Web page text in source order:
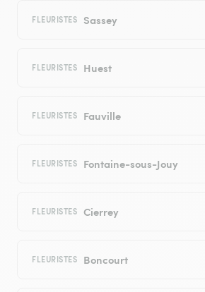
FLEURISTES Sassey
FLEURISTES Huest
FLEURISTES Fauville
FLEURISTES Fontaine-sous-Jouy
FLEURISTES Cierrey
FLEURISTES Boncourt